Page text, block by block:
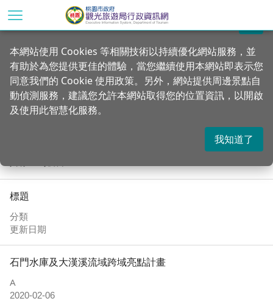
到
首頁 重大專案
跨域亮點
標題
分類
更新日期
石門水庫及大漢溪流域跨域亮點計畫
A
2020-02-06
關閉
本網站使用 Cookies 等相關技術以持續優化網站服務，並
有助於為您提供更佳的體驗，當您繼續使用本網站即表示您
同意我們的 Cookie 使用政策。另外，網站提供周邊景點自
動偵測服務，建議您允許本網站取得您的位置資訊，以開啟
及使用此智慧化服務。
我知道了